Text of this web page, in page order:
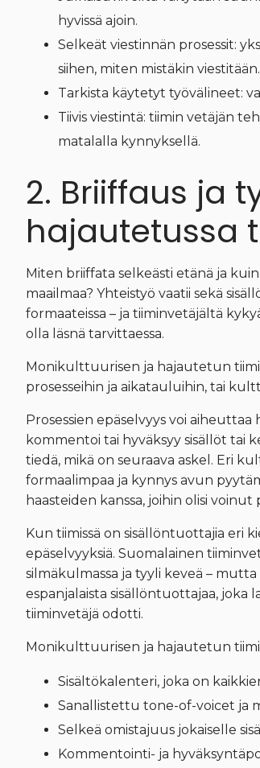
hyvissä ajoin.
Selkeät viestinnän prosessit:
siihen, miten mistäkin viestitään.
Tarkista käytetyt työvälineet:
Tiivis viestintä: tiimin vetäjän
matalalla kynnyksellä.
2. Briiffaus ja
hajautetussa
Miten briiffata selkeästi etänä ja
maailmaa? Yhteistyö vaatii sekä
formaateissa – ja tiiminvetäjältä
olla läsnä tarvittaessa.
Monikulttuurisen ja hajautetun
prosesseihin ja aikatauluihin, tai
Prosessien epäselvyys voi
kommentoi tai hyväksyy sisällöt tai
tiedä, mikä on seuraava askel. Eri
formaalimpaa ja kynnys avun
haasteiden kanssa, joihin olisi voinut
Kun tiimissä on sisällöntuottajia eri
epäselvyyksiä. Suomalainen
silmäkulmassa ja tyyli keveä –
espanjalaista sisällöntuottajaa, joka
tiiminvetäjä odotti.
Monikulttuurisen ja hajautetun
Sisältökalenteri, joka on
Sanallistettu tone-of-voicet ja
Selkeä omistajuus jokaiselle
Kommentointi- ja